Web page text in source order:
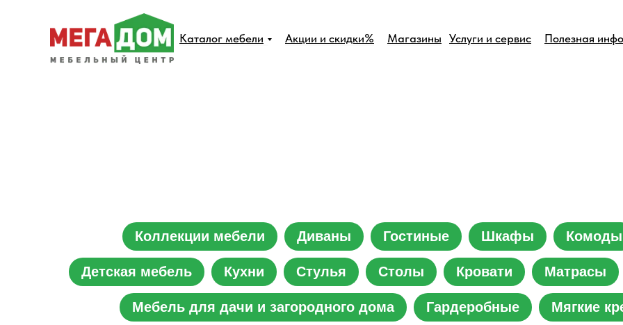
Каталог мебели Акции и скидки% Магазины Услуги и сервис Полезная
Коллекции мебели Диваны Гостиные Шкафы Комоды
Детская мебель Кухни Стулья Столы Кровати Матрасы
Мебель для дачи и загородного дома Гардеробные Мягкие